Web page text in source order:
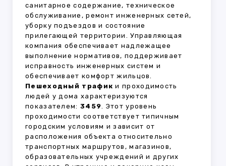
санитарное содержание, техническое
обслуживание, ремонт инженерных сетей,
уборку подъездов и состояние
прилегающей территории. Управляющая
компания обеспечивает надлежащее
выполнение нормативов, поддерживает
исправность инженерных систем и
обеспечивает комфорт жильцов.
Пешеходный трафик и проходимость
людей у дома характеризуются
показателем: 3459. Этот уровень
проходимости соответствует типичным
городским условиям и зависит от
расположения объекта относительно
транспортных маршрутов, магазинов,
образовательных учреждений и других